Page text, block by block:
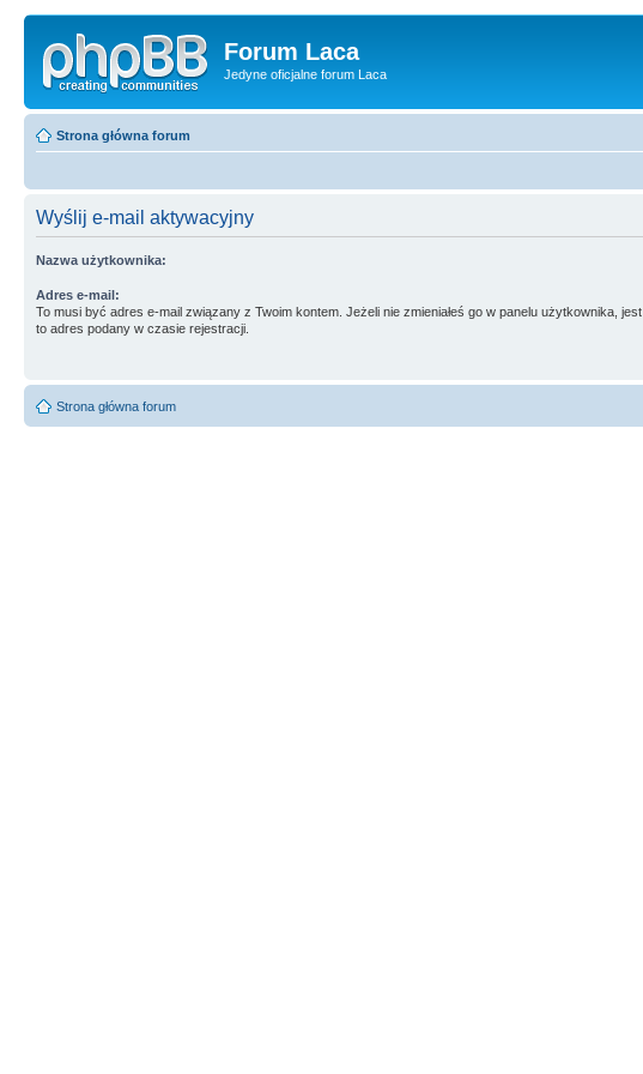
Forum Laca
Jedyne oficjalne forum Laca
Strona główna forum
Wyślij e-mail aktywacyjny
Nazwa użytkownika:
Adres e-mail:
To musi być adres e-mail związany z Twoim kontem. Jeżeli nie zmieniałeś go w panelu użytkownika, jest
to adres podany w czasie rejestracji.
Strona główna forum